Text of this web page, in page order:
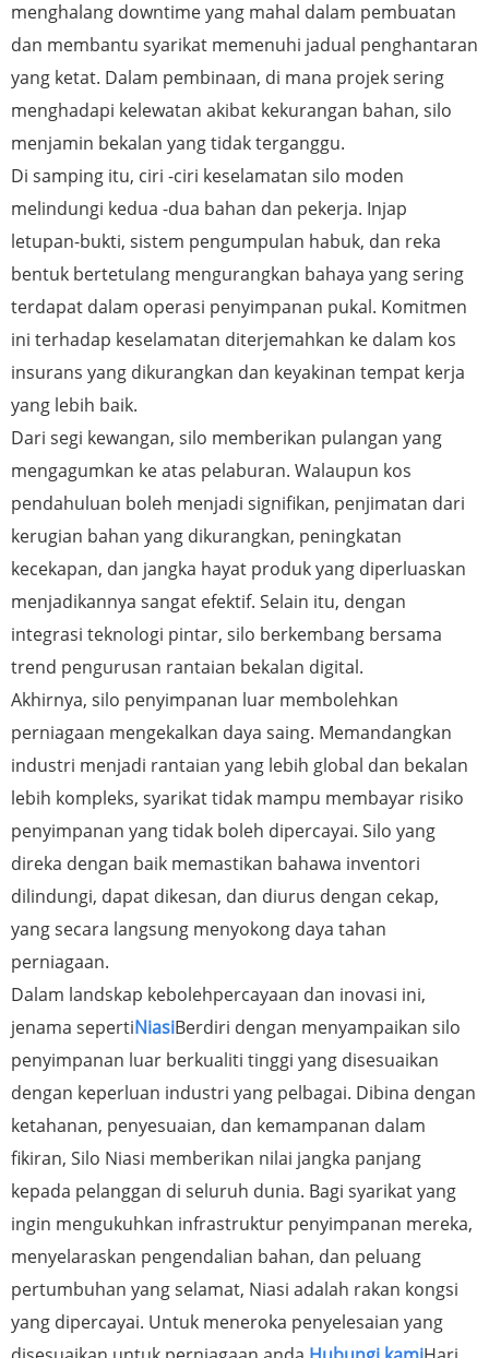
menghalang downtime yang mahal dalam pembuatan
dan membantu syarikat memenuhi jadual penghantaran
yang ketat. Dalam pembinaan, di mana projek sering
menghadapi kelewatan akibat kekurangan bahan, silo
menjamin bekalan yang tidak terganggu.
Di samping itu, ciri -ciri keselamatan silo moden
melindungi kedua -dua bahan dan pekerja. Injap
letupan-bukti, sistem pengumpulan habuk, dan reka
bentuk bertetulang mengurangkan bahaya yang sering
terdapat dalam operasi penyimpanan pukal. Komitmen
ini terhadap keselamatan diterjemahkan ke dalam kos
insurans yang dikurangkan dan keyakinan tempat kerja
yang lebih baik.
Dari segi kewangan, silo memberikan pulangan yang
mengagumkan ke atas pelaburan. Walaupun kos
pendahuluan boleh menjadi signifikan, penjimatan dari
kerugian bahan yang dikurangkan, peningkatan
kecekapan, dan jangka hayat produk yang diperluaskan
menjadikannya sangat efektif. Selain itu, dengan
integrasi teknologi pintar, silo berkembang bersama
trend pengurusan rantaian bekalan digital.
Akhirnya, silo penyimpanan luar membolehkan
perniagaan mengekalkan daya saing. Memandangkan
industri menjadi rantaian yang lebih global dan bekalan
lebih kompleks, syarikat tidak mampu membayar risiko
penyimpanan yang tidak boleh dipercayai. Silo yang
direka dengan baik memastikan bahawa inventori
dilindungi, dapat dikesan, dan diurus dengan cekap,
yang secara langsung menyokong daya tahan
perniagaan.
Dalam landskap kebolehpercayaan dan inovasi ini,
jenama sepertiNiasiBerdiri dengan menyampaikan silo
penyimpanan luar berkualiti tinggi yang disesuaikan
dengan keperluan industri yang pelbagai. Dibina dengan
ketahanan, penyesuaian, dan kemampanan dalam
fikiran, Silo Niasi memberikan nilai jangka panjang
kepada pelanggan di seluruh dunia. Bagi syarikat yang
ingin mengukuhkan infrastruktur penyimpanan mereka,
menyelaraskan pengendalian bahan, dan peluang
pertumbuhan yang selamat, Niasi adalah rakan kongsi
yang dipercayai. Untuk meneroka penyelesaian yang